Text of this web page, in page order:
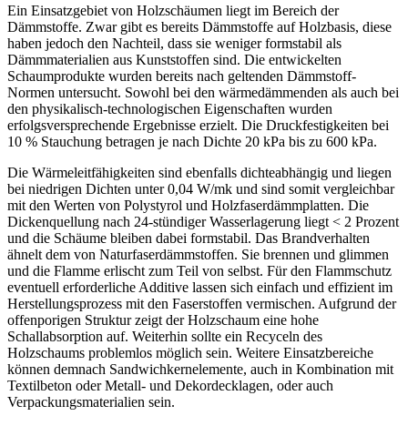
Ein Einsatzgebiet von Holzschäumen liegt im Bereich der
Dämmstoffe. Zwar gibt es bereits Dämmstoffe auf Holzbasis, diese
haben jedoch den Nachteil, dass sie weniger formstabil als
Dämmmaterialien aus Kunststoffen sind. Die entwickelten
Schaumprodukte wurden bereits nach geltenden Dämmstoff-
Normen untersucht. Sowohl bei den wärmedämmenden als auch bei
den physikalisch-technologischen Eigenschaften wurden
erfolgsversprechende Ergebnisse erzielt. Die Druckfestigkeiten bei
10 % Stauchung betragen je nach Dichte 20 kPa bis zu 600 kPa.
Die Wärmeleitfähigkeiten sind ebenfalls dichteabhängig und liegen
bei niedrigen Dichten unter 0,04 W/mk und sind somit vergleichbar
mit den Werten von Polystyrol und Holzfaserdämmplatten. Die
Dickenquellung nach 24-stündiger Wasserlagerung liegt < 2 Prozent
und die Schäume bleiben dabei formstabil. Das Brandverhalten
ähnelt dem von Naturfaserdämmstoffen. Sie brennen und glimmen
und die Flamme erlischt zum Teil von selbst. Für den Flammschutz
eventuell erforderliche Additive lassen sich einfach und effizient im
Herstellungsprozess mit den Faserstoffen vermischen. Aufgrund der
offenporigen Struktur zeigt der Holzschaum eine hohe
Schallabsorption auf. Weiterhin sollte ein Recyceln des
Holzschaums problemlos möglich sein. Weitere Einsatzbereiche
können demnach Sandwichkernelemente, auch in Kombination mit
Textilbeton oder Metall- und Dekordecklagen, oder auch
Verpackungsmaterialien sein.